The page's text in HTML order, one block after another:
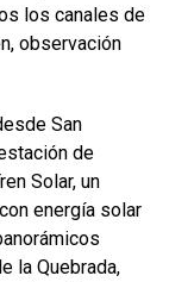
los canales de
observación
San
de
Solar, un
energía solar
la Quebrada,